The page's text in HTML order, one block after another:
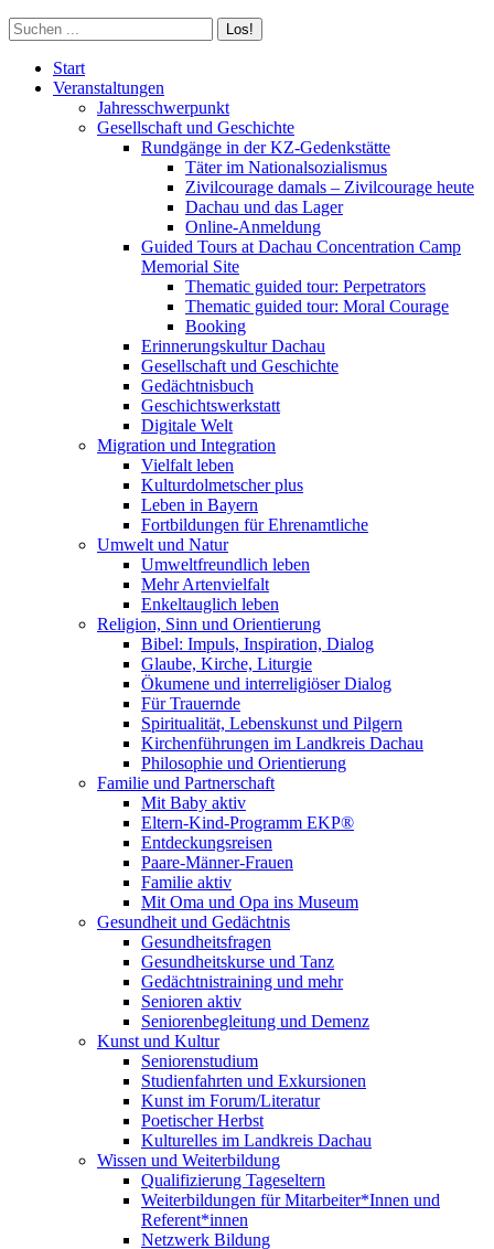
Search:
Start
Veranstaltungen
Jahresschwerpunkt
Gesellschaft und Geschichte
Rundgänge in der KZ-Gedenkstätte
Täter im Nationalsozialismus
Zivilcourage damals – Zivilcourage heute
Dachau und das Lager
Online-Anmeldung
Guided Tours at Dachau Concentration Camp
Memorial Site
Thematic guided tour: Perpetrators
Thematic guided tour: Moral Courage
Booking
Erinnerungskultur Dachau
Gesellschaft und Geschichte
Gedächtnisbuch
Geschichtswerkstatt
Digitale Welt
Migration und Integration
Vielfalt leben
Kulturdolmetscher plus
Leben in Bayern
Fortbildungen für Ehrenamtliche
Umwelt und Natur
Umweltfreundlich leben
Mehr Artenvielfalt
Enkeltauglich leben
Religion, Sinn und Orientierung
Bibel: Impuls, Inspiration, Dialog
Glaube, Kirche, Liturgie
Ökumene und interreligiöser Dialog
Für Trauernde
Spiritualität, Lebenskunst und Pilgern
Kirchenführungen im Landkreis Dachau
Philosophie und Orientierung
Familie und Partnerschaft
Mit Baby aktiv
Eltern-Kind-Programm EKP®
Entdeckungsreisen
Paare-Männer-Frauen
Familie aktiv
Mit Oma und Opa ins Museum
Gesundheit und Gedächtnis
Gesundheitsfragen
Gesundheitskurse und Tanz
Gedächtnistraining und mehr
Senioren aktiv
Seniorenbegleitung und Demenz
Kunst und Kultur
Seniorenstudium
Studienfahrten und Exkursionen
Kunst im Forum/Literatur
Poetischer Herbst
Kulturelles im Landkreis Dachau
Wissen und Weiterbildung
Qualifizierung Tageseltern
Weiterbildungen für Mitarbeiter*Innen und
Referent*innen
Netzwerk Bildung